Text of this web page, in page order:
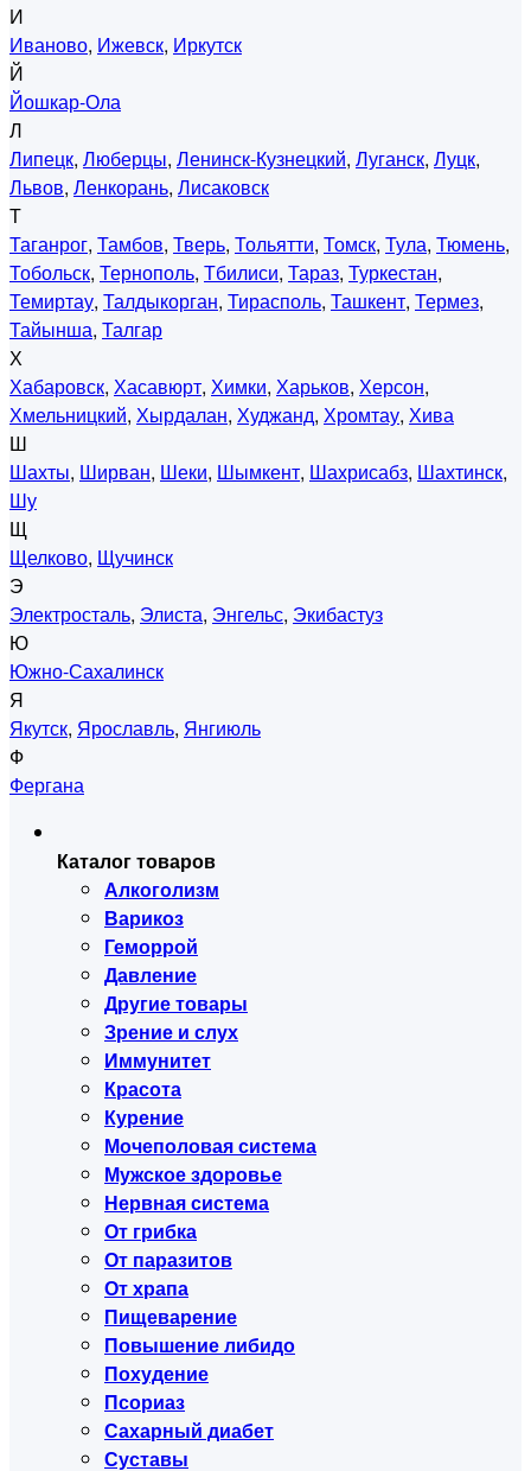
И
Иваново, Ижевск, Иркутск
Й
Йошкар-Ола
Л
Липецк, Люберцы, Ленинск-Кузнецкий, Луганск, Луцк,
Львов, Ленкорань, Лисаковск
Т
Таганрог, Тамбов, Тверь, Тольятти, Томск, Тула, Тюмень,
Тобольск, Тернополь, Тбилиси, Тараз, Туркестан,
Темиртау, Талдыкорган, Тирасполь, Ташкент, Термез,
Тайынша, Талгар
Х
Хабаровск, Хасавюрт, Химки, Харьков, Херсон,
Хмельницкий, Хырдалан, Худжанд, Хромтау, Хива
Ш
Шахты, Ширван, Шеки, Шымкент, Шахрисабз, Шахтинск,
Шу
Щ
Щелково, Щучинск
Э
Электросталь, Элиста, Энгельс, Экибастуз
Ю
Южно-Сахалинск
Я
Якутск, Ярославль, Янгиюль
Ф
Фергана
Каталог товаров
Алкоголизм
Варикоз
Геморрой
Давление
Другие товары
Зрение и слух
Иммунитет
Красота
Курение
Мочеполовая система
Мужское здоровье
Нервная система
От грибка
От паразитов
От храпа
Пищеварение
Повышение либидо
Похудение
Псориаз
Сахарный диабет
Суставы